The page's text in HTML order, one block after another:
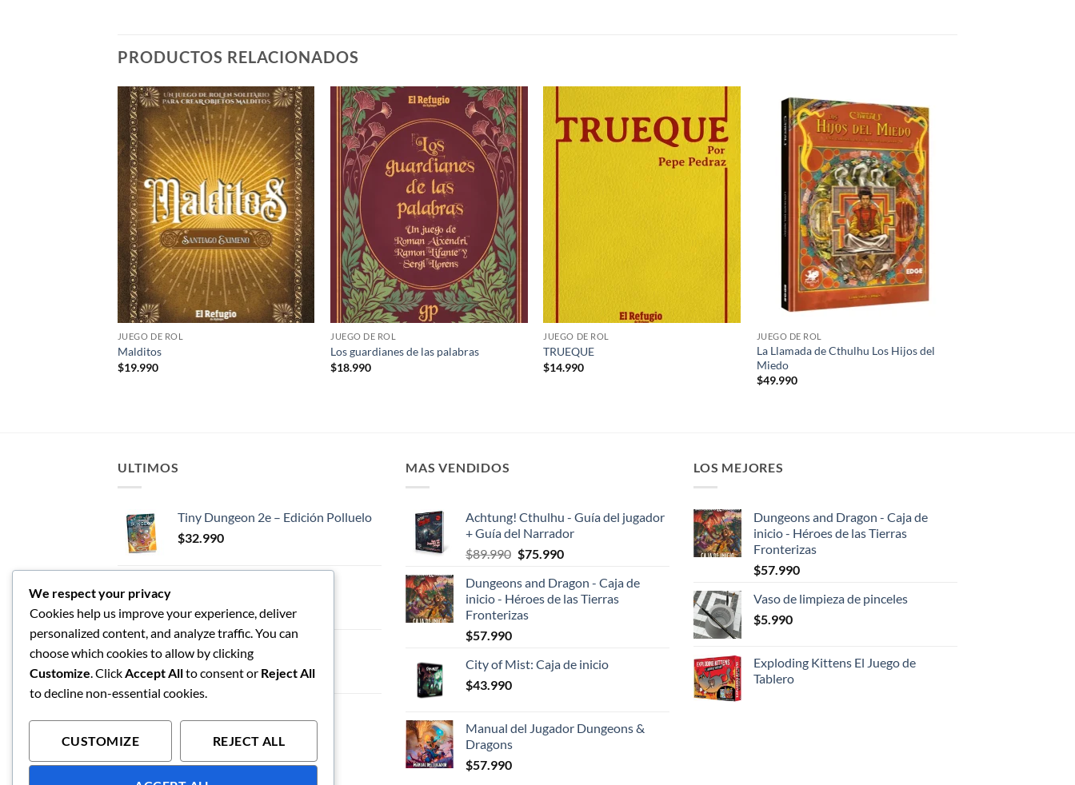
PRODUCTOS RELACIONADOS
Añadir
a la
lista de
deseos
JUEGO DE ROL
Malditos
$19.990
Añadir
a la
lista de
deseos
JUEGO DE ROL
Los guardianes de las palabras
$18.990
Añadir
a la
lista de
deseos
JUEGO DE ROL
TRUEQUE
$14.990
Añadir
a la
lista de
deseos
JUEGO DE ROL
La Llamada de Cthulhu Los Hijos del
Miedo
$49.990
ULTIMOS
Tiny Dungeon 2e – Edición Polluelo
$32.990
Tiny Cthulhu
$ 54.990
MAS VENDIDOS
Achtung! Cthulhu - Guía del jugador
+ Guía del Narrador
$89.990 El
original
era:
$89.990.
$75.990El
actual
es:
Dungeons and Dragon - Caja de
inicio - Héroes de las Tierras
Fronterizas
$57.990
City of Mist: Caja de inicio
$43.990
Manual del Jugador Dungeons &
Dragons
$57.990
LOS MEJORES
Dungeons and Dragon - Caja de
inicio - Héroes de las Tierras
Fronterizas
$57.990
Vaso de limpieza de pinceles
$5.990
Exploding Kittens El Juego de
Tablero
We respect your privacy
Cookies help us improve your experience, deliver
personalized content, and analyze traffic. You can
choose which cookies to allow by clicking
Customize . Click Accept Allto consent or Reject All
to decline non-essential cookies.
CUSTOMIZE REJECT ALL